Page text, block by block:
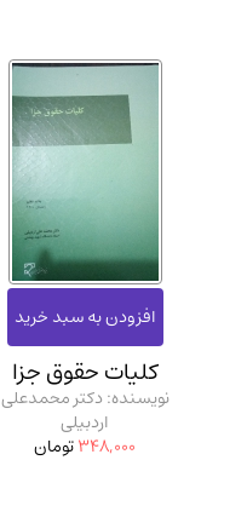
کلیات حقوق جزا
نویسنده: دکتر محمدعلی
اردبیلی
348,000تومان